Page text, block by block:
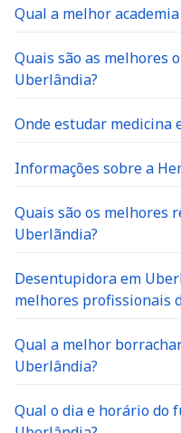
Qual a melhor
Quais são as melhores
Uberlândia?
Onde estudar medicina
Informações sobre a
Quais são os melhores
Uberlãndia?
Desentupidora em
melhores profissionais
Qual a melhor
Uberlândia?
Qual o dia e horário do